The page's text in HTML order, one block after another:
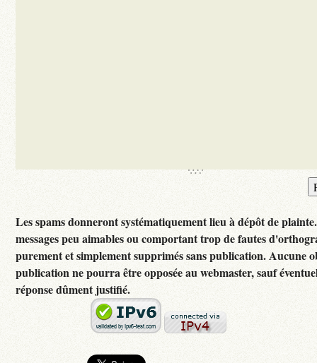
Les spams donneront systématiquement lieu à dépôt de
messages peu aimables ou comportant trop de fautes
purement et simplement supprimés sans publication. Aucune
publication ne pourra être opposée au webmaster, sauf
réponse dûment justifié.